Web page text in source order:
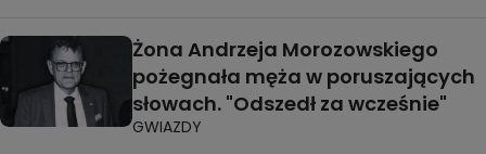
Żona Andrzeja Morozowskiego
pożegnała męża w poruszających
słowach. "Odszedł za wcześnie"
GWIAZDY